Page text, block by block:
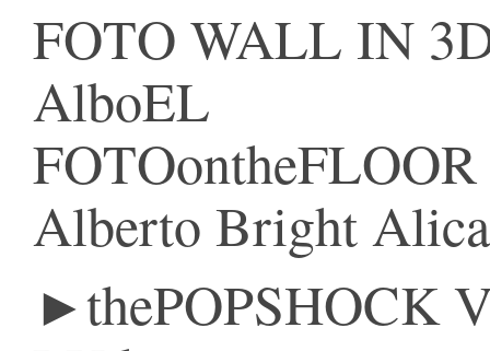
FOTO WALL IN
AlboEL
FOTOontheFLOOR
Alberto Bright
►thePOPSHOCK